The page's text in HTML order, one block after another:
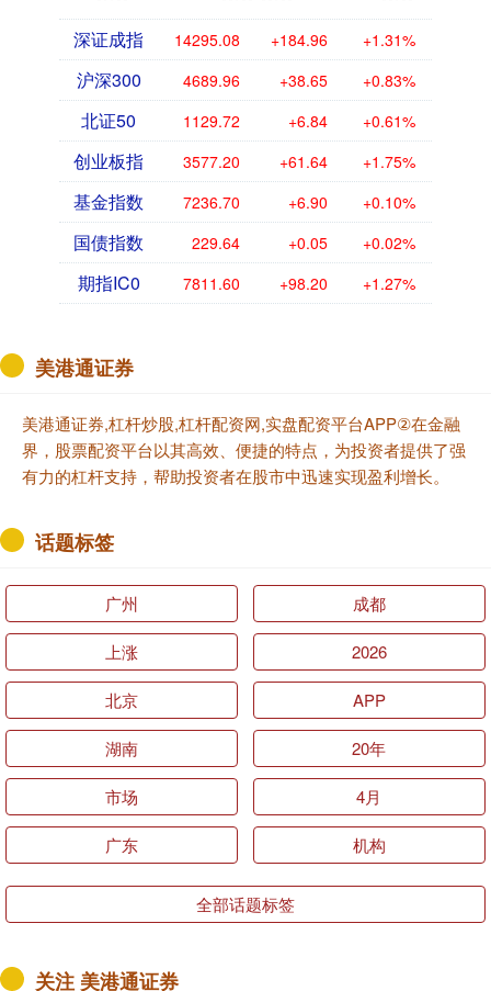
深证成指 14295.08 +184.96 +1.31%
沪深300 4689.96 +38.65 +0.83%
北证50 1129.72 +6.84 +0.61%
创业板指 3577.20 +61.64 +1.75%
基金指数 7236.70 +6.90 +0.10%
国债指数 229.64 +0.05 +0.02%
期指IC0 7811.60 +98.20 +1.27%
美港通证券
美港通证券,杠杆炒股,杠杆配资网,实盘配资平台APP②在金融
界，股票配资平台以其高效、便捷的特点，为投资者提供了强
有力的杠杆支持，帮助投资者在股市中迅速实现盈利增长。
话题标签
广州 成都
上涨 2026
北京 APP
湖南 20年
市场 4月
广东 机构
全部话题标签
关注 美港通证券